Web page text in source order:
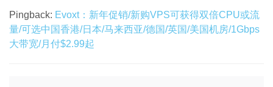
Pingback: Evoxt：新年促销/新购VPS可获得双倍CPU或流
量/可选中国香港/日本/马来西亚/德国/英国/美国机房/1Gbps
大带宽/月付$2.99起